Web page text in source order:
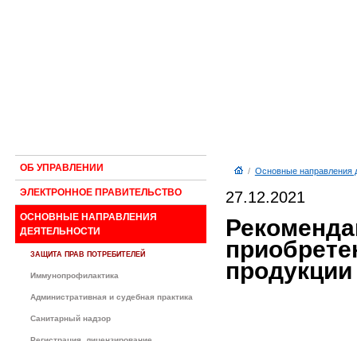
ОБ УПРАВЛЕНИИ
ЭЛЕКТРОННОЕ ПРАВИТЕЛЬСТВО
ОСНОВНЫЕ НАПРАВЛЕНИЯ
ДЕЯТЕЛЬНОСТИ
ЗАЩИТА ПРАВ ПОТРЕБИТЕЛЕЙ
Иммунопрофилактика
Административная и судебная практика
Санитарный надзор
/ Основные направления
27.12.2021
продукции